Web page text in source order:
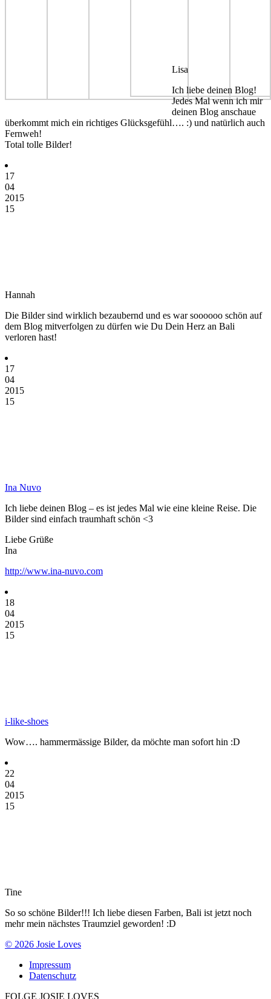
Lisa
Ich liebe deinen Blog!
Jedes Mal wenn ich mir
deinen Blog anschaue
überkommt mich ein richtiges Glücksgefühl…. :) und natürlich auch
Fernweh!
Total tolle Bilder!
17
04
2015
15
Hannah
Die Bilder sind wirklich bezaubernd und es war soooooo schön auf
dem Blog mitverfolgen zu dürfen wie Du Dein Herz an Bali
verloren hast!
17
04
2015
15
Ina Nuvo
Ich liebe deinen Blog – es ist jedes Mal wie eine kleine Reise. Die
Bilder sind einfach traumhaft schön <3
Liebe Grüße
Ina
http://www.ina-nuvo.com
18
04
2015
15
i-like-shoes
Wow…. hammermässige Bilder, da möchte man sofort hin :D
22
04
2015
15
Tine
So so schöne Bilder!!! Ich liebe diesen Farben, Bali ist jetzt noch
mehr mein nächstes Traumziel geworden! :D
© 2026 Josie Loves
Impressum
Datenschutz
FOLGE JOSIE LOVES